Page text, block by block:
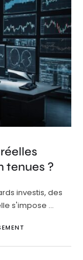
tenues ?
investis, des
s'impose …